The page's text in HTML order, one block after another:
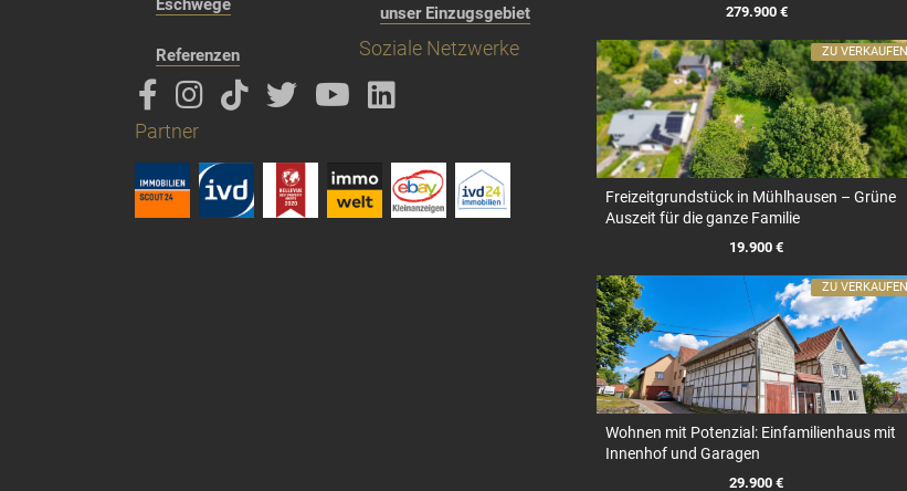
Eschwege
unser Einzugsgebiet
Referenzen Soziale Netzwerke
Partner
279.900 €
Freizeitgrundstück in Mühlhausen – Grüne
Auszeit für die ganze Familie
19.900 €
ZU VERKAUFEN
Wohnen mit Potenzial: Einfamilienhaus mit
Innenhof und Garagen
29.900 €
ZU VERKAUFEN